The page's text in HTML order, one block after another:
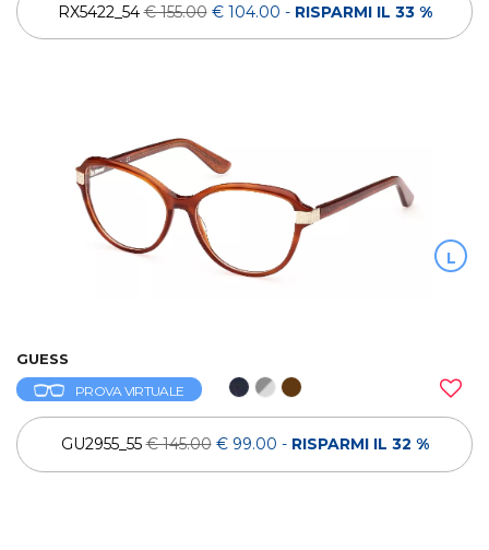
RX5422_54€ 155.00 € 104.00 - RISPARMI IL 33 %
L
GUESS
PROVA VIRTUALE
GU2955_55€ 145.00 € 99.00 - RISPARMI IL 32 %